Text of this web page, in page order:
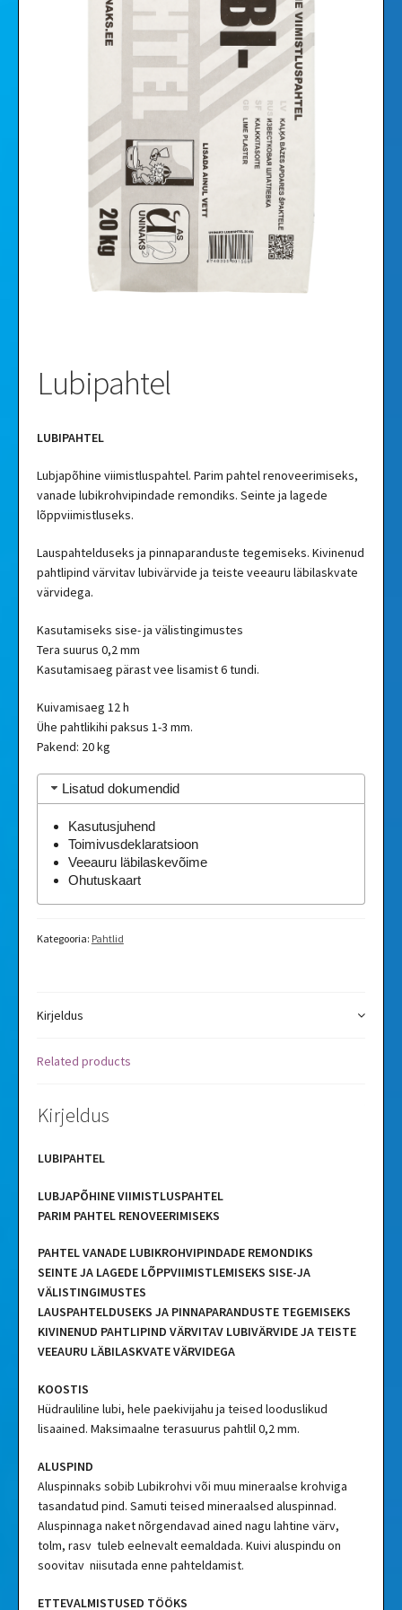
Lubipahtel
LUBIPAHTEL
Lubjapõhine viimistluspahtel. Parim pahtel renoveerimiseks,
vanade lubikrohvipindade remondiks. Seinte ja lagede
lõppviimistluseks.
Lauspahtelduseks ja pinnaparanduste tegemiseks. Kivinenud
pahtlipind värvitav lubivärvide ja teiste veeauru läbilaskvate
värvidega.
Kasutamiseks sise- ja välistingimustes
Tera suurus 0,2 mm
Kasutamisaeg pärast vee lisamist 6 tundi.
Kuivamisaeg 12 h
Ühe pahtlikihi paksus 1-3 mm.
Pakend: 20 kg
Lisatud dokumendid
Kasutusjuhend
Toimivusdeklaratsioon
Veeauru läbilaskevõime
Ohutuskaart
Kategooria: Pahtlid
Kirjeldus
Related products
Kirjeldus
LUBIPAHTEL
LUBJAPÕHINE VIIMISTLUSPAHTEL
PARIM PAHTEL RENOVEERIMISEKS
PAHTEL VANADE LUBIKROHVIPINDADE REMONDIKS
SEINTE JA LAGEDE LÕPPVIIMISTLEMISEKS SISE-JA
VÄLISTINGIMUSTES
LAUSPAHTELDUSEKS JA PINNAPARANDUSTE TEGEMISEKS
KIVINENUD PAHTLIPIND VÄRVITAV LUBIVÄRVIDE JA TEISTE
VEEAURU LÄBILASKVATE VÄRVIDEGA
KOOSTIS
Hüdrauliline lubi, hele paekivijahu ja teised looduslikud
lisaained. Maksimaalne terasuurus pahtlil 0,2 mm.
ALUSPIND
Aluspinnaks sobib Lubikrohvi või muu mineraalse krohviga
tasandatud pind. Samuti teised mineraalsed aluspinnad.
Aluspinnaga naket nõrgendavad ained nagu lahtine värv,
tolm, rasv tuleb eelnevalt eemaldada. Kuivi aluspindu on
soovitav niisutada enne pahteldamist.
ETTEVALMISTUSED TÖÖKS